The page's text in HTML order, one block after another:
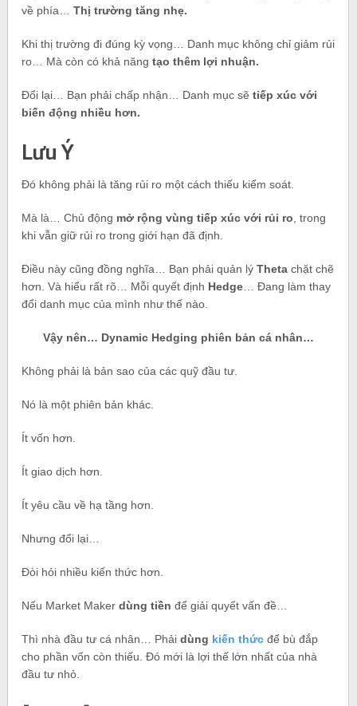
về phía…Thị trường tăng nhẹ.
Khi thị trường đi đúng kỳ vọng… Danh mục không chỉ giảm rủi
ro… Mà còn có khả năngtạo thêm lợi nhuận.
Đổi lại… Bạn phải chấp nhận… Danh mục sẽtiếp xúc với
biến động nhiều hơn.
Lưu Ý
Đó không phải là tăng rủi ro một cách thiếu kiểm soát.
Mà là… Chủ động mở rộng vùng tiếp xúc với rủi ro , trong
khi vẫn giữ rủi ro trong giới hạn đã định.
Điều này cũng đồng nghĩa… Bạn phải quản lýThetachặt chẽ
hơn. Và hiểu rất rõ… Mỗi quyết định Hedge … Đang làm thay
đổi danh mục của mình như thế nào.
Vậy nên… Dynamic Hedging phiên bản cá nhân…
Không phải là bản sao của các quỹ đầu tư.
Nó là một phiên bản khác.
Ít vốn hơn.
Ít giao dịch hơn.
Ít yêu cầu về hạ tầng hơn.
Nhưng đổi lại…
Đòi hỏi nhiều kiến thức hơn.
Nếu Market Makerdùng tiền để giải quyết vấn đề…
Thì nhà đầu tư cá nhân… Phảidùng kiến thức để bù đắp
cho phần vốn còn thiếu. Đó mới là lợi thế lớn nhất của nhà
đầu tư nhỏ.